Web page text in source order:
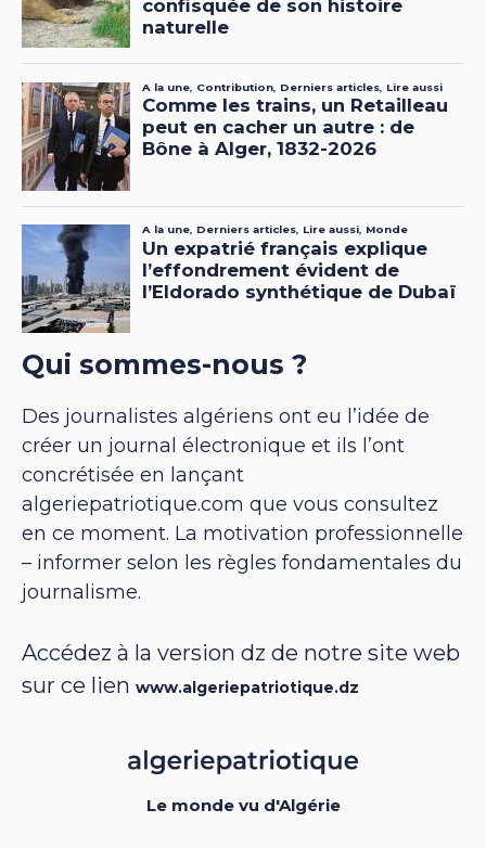
Qui sommes-nous ?
Des journalistes algériens ont eu l’idée de
créer un journal électronique et ils l’ont
concrétisée en lançant
algeriepatriotique.com que vous consultez
en ce moment. La motivation professionnelle
– informer selon les règles fondamentales du
journalisme.
Accédez à la version dz de notre site web
sur ce lien www.algeriepatriotique.dz
Le monde vu d'Algérie